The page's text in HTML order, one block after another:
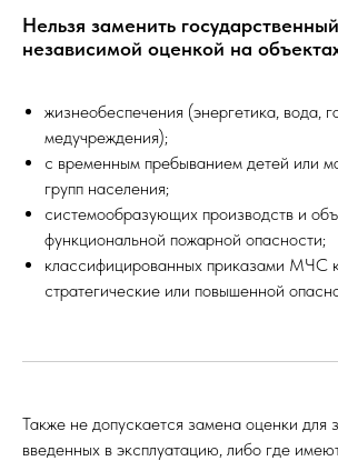
Нельзя заменить
независимой оценкой на
жизнеобеспечения (энергетика, вода,
медучреждения);
с временным пребыванием детей или
групп населения;
системообразующих производств и
функциональной пожарной опасности;
классифицированных приказами МЧС
стратегические или повышенной
Также не допускается замена оценки для
введенных в эксплуатацию, либо где